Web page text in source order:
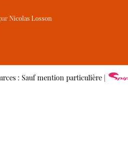
Nicolas Losson
: Sauf mention particulière |